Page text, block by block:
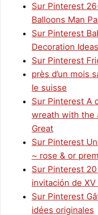
Sur Pinterest
Balloons Man
Sur Pinterest
Decoration Ideas
Sur Pinterest
près d’un mois
le suisse
Sur Pinterest A
wreath with the
Great
Sur Pinterest
~ rose & or
Sur Pinterest
invitación de
Sur Pinterest
idées originales